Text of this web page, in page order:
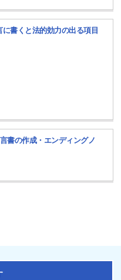
書くと法的効力の出る項目
書の作成・エンディングノ